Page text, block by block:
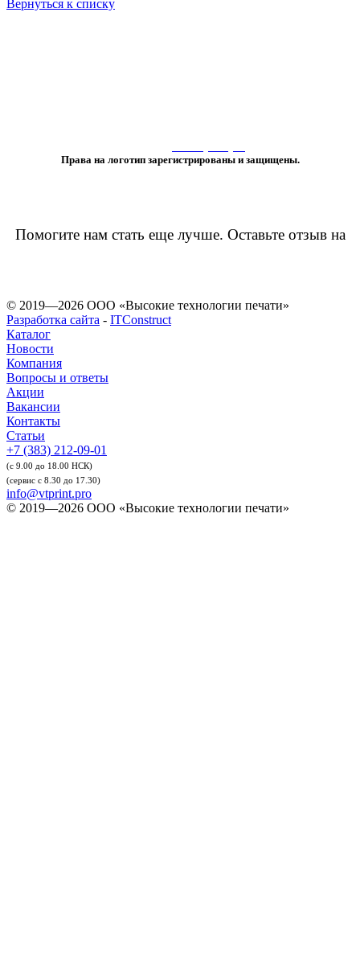
Вернуться к списку
Права на логотип зарегистрированы и защищены.
Помогите нам стать еще лучше. Оставьте отзыв на
© 2019—2026 ООО «Высокие технологии печати»
Разработка сайта - ITConstruct
Каталог
Новости
Компания
Вопросы и ответы
Акции
Вакансии
Контакты
Статьи
+7 (383) 212-09-01
(с 9.00 до 18.00 НСК)
(сервис с 8.30 до 17.30)
info@vtprint.pro
© 2019—2026 ООО «Высокие технологии печати»